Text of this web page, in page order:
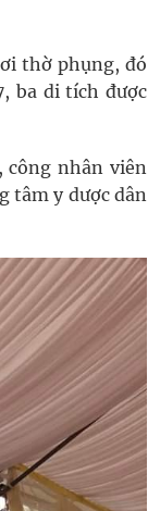
thờ phụng, đó
ba di tích được
công nhân viên
tâm y dược dân